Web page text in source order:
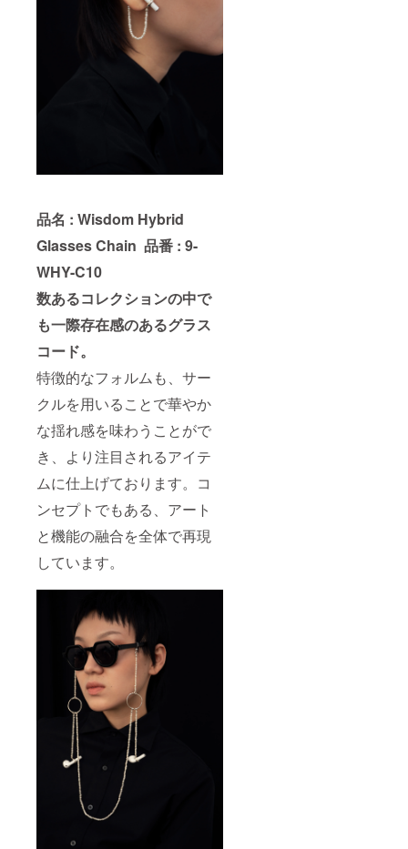
品名 : Wisdom Hybrid
Glasses Chain 品番 : 9-
WHY-C10
数あるコレクションの中で
も一際存在感のあるグラス
コード。
特徴的なフォルムも、サー
クルを用いることで華やか
な揺れ感を味わうことがで
き、より注目されるアイテ
ムに仕上げております。コ
ンセプトでもある、アート
と機能の融合を全体で再現
しています。